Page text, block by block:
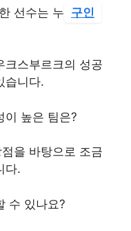
선수는 누 구인
크스부르크의 성공
습니다.
이 높은 팀은?
을 바탕으로 조금
다.
수 있나요?